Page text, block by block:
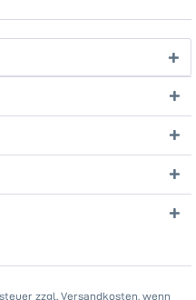
zzgl. Versandkosten, wenn